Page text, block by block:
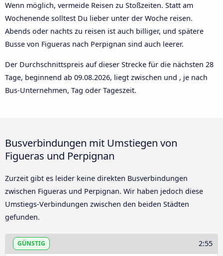
Wenn möglich, vermeide Reisen zu Stoßzeiten. Statt am
Wochenende solltest Du lieber unter der Woche reisen.
Abends oder nachts zu reisen ist auch billiger, und spätere
Busse von Figueras nach Perpignan sind auch leerer.
Der Durchschnittspreis auf dieser Strecke für die nächsten 28
Tage, beginnend ab 09.08.2026, liegt zwischen und , je nach
Bus-Unternehmen, Tag oder Tageszeit.
Busverbindungen mit Umstiegen von
Figueras und Perpignan
Zurzeit gibt es leider keine direkten Busverbindungen
zwischen Figueras und Perpignan. Wir haben jedoch diese
Umstiegs-Verbindungen zwischen den beiden Städten
gefunden.
GÜNSTIG 2:55